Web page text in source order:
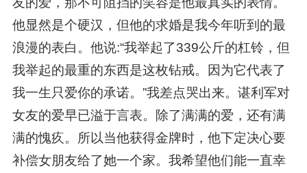
他显然是个硬汉，但他的求婚是我今年听到的最
浪漫的表白。他说:“我举起了339公斤的杠铃，但
我举起的最重的东西是这枚钻戒。因为它代表了
我一生只爱你的承诺。”我差点哭出来。谌利军对
女友的爱早已溢于言表。除了满满的爱，还有满
满的愧疚。所以当他获得金牌时，他下定决心要
补偿女朋友给了她一个家。我希望他们能一直幸